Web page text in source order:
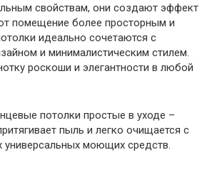
свойствам, они создают эффект
помещение более просторным и
идеально сочетаются с
и минималистическим стилем.
роскоши и элегантности в любой
потолки простые в уходе –
пыль и легко очищается с
моющих средств.